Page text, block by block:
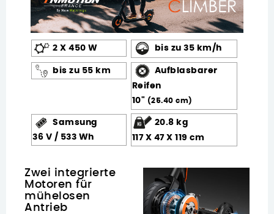
2 X 450 W bis zu 35 km/h
bis zu 55 km
Aufblasbarer
Reifen
10" (25.40 cm)
Samsung
36 V / 533 Wh
20.8 kg
117 X 47 X 119 cm
Zwei integrierte
Motoren für
mühelosen
Antrieb